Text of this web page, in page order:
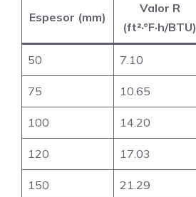
Espesor (mm)
Valor R
(ft²·°F·h/BTU)
50 7.10
75 10.65
100 14.20
120 17.03
150 21.29